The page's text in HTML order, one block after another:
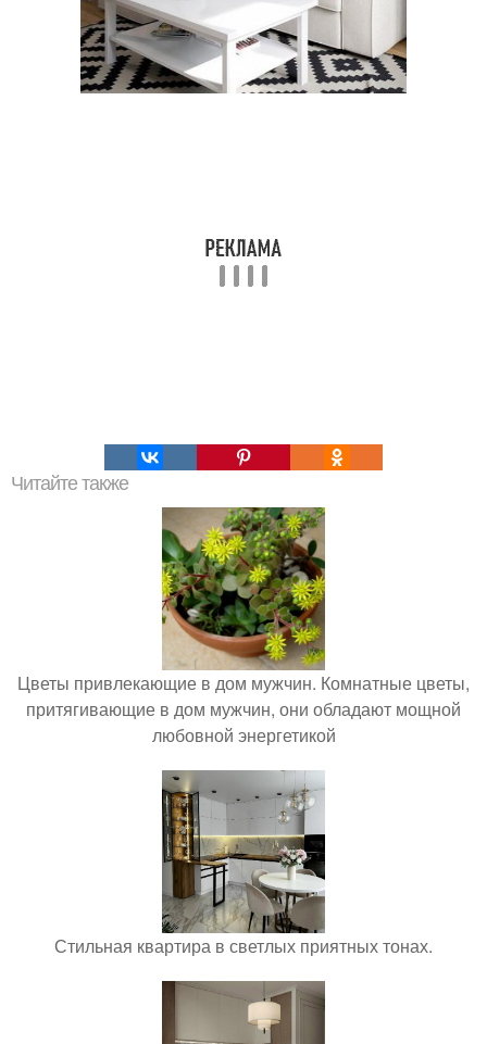
Читайте также
Цветы привлекающие в дом мужчин. Комнатные цветы,
притягивающие в дом мужчин, они обладают мощной
любовной энергетикой
Стильная квартира в светлых приятных тонах.